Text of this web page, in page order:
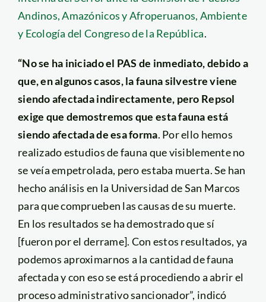
Andinos, Amazónicos y Afroperuanos, Ambiente
y Ecología del Congreso de la República.
“No se ha iniciado el PAS de inmediato, debido a
que, en algunos casos, la fauna silvestre viene
siendo afectada indirectamente, pero Repsol
exige que demostremos que esta fauna está
siendo afectada de esa forma. Por ello hemos
realizado estudios de fauna que visiblemente no
se veía empetrolada, pero estaba muerta. Se han
hecho análisis en la Universidad de San Marcos
para que comprueben las causas de su muerte.
En los resultados se ha demostrado que sí
[fueron por el derrame]. Con estos resultados, ya
podemos aproximarnos a la cantidad de fauna
afectada y con eso se está procediendo a abrir el
proceso administrativo sancionador”, indicó